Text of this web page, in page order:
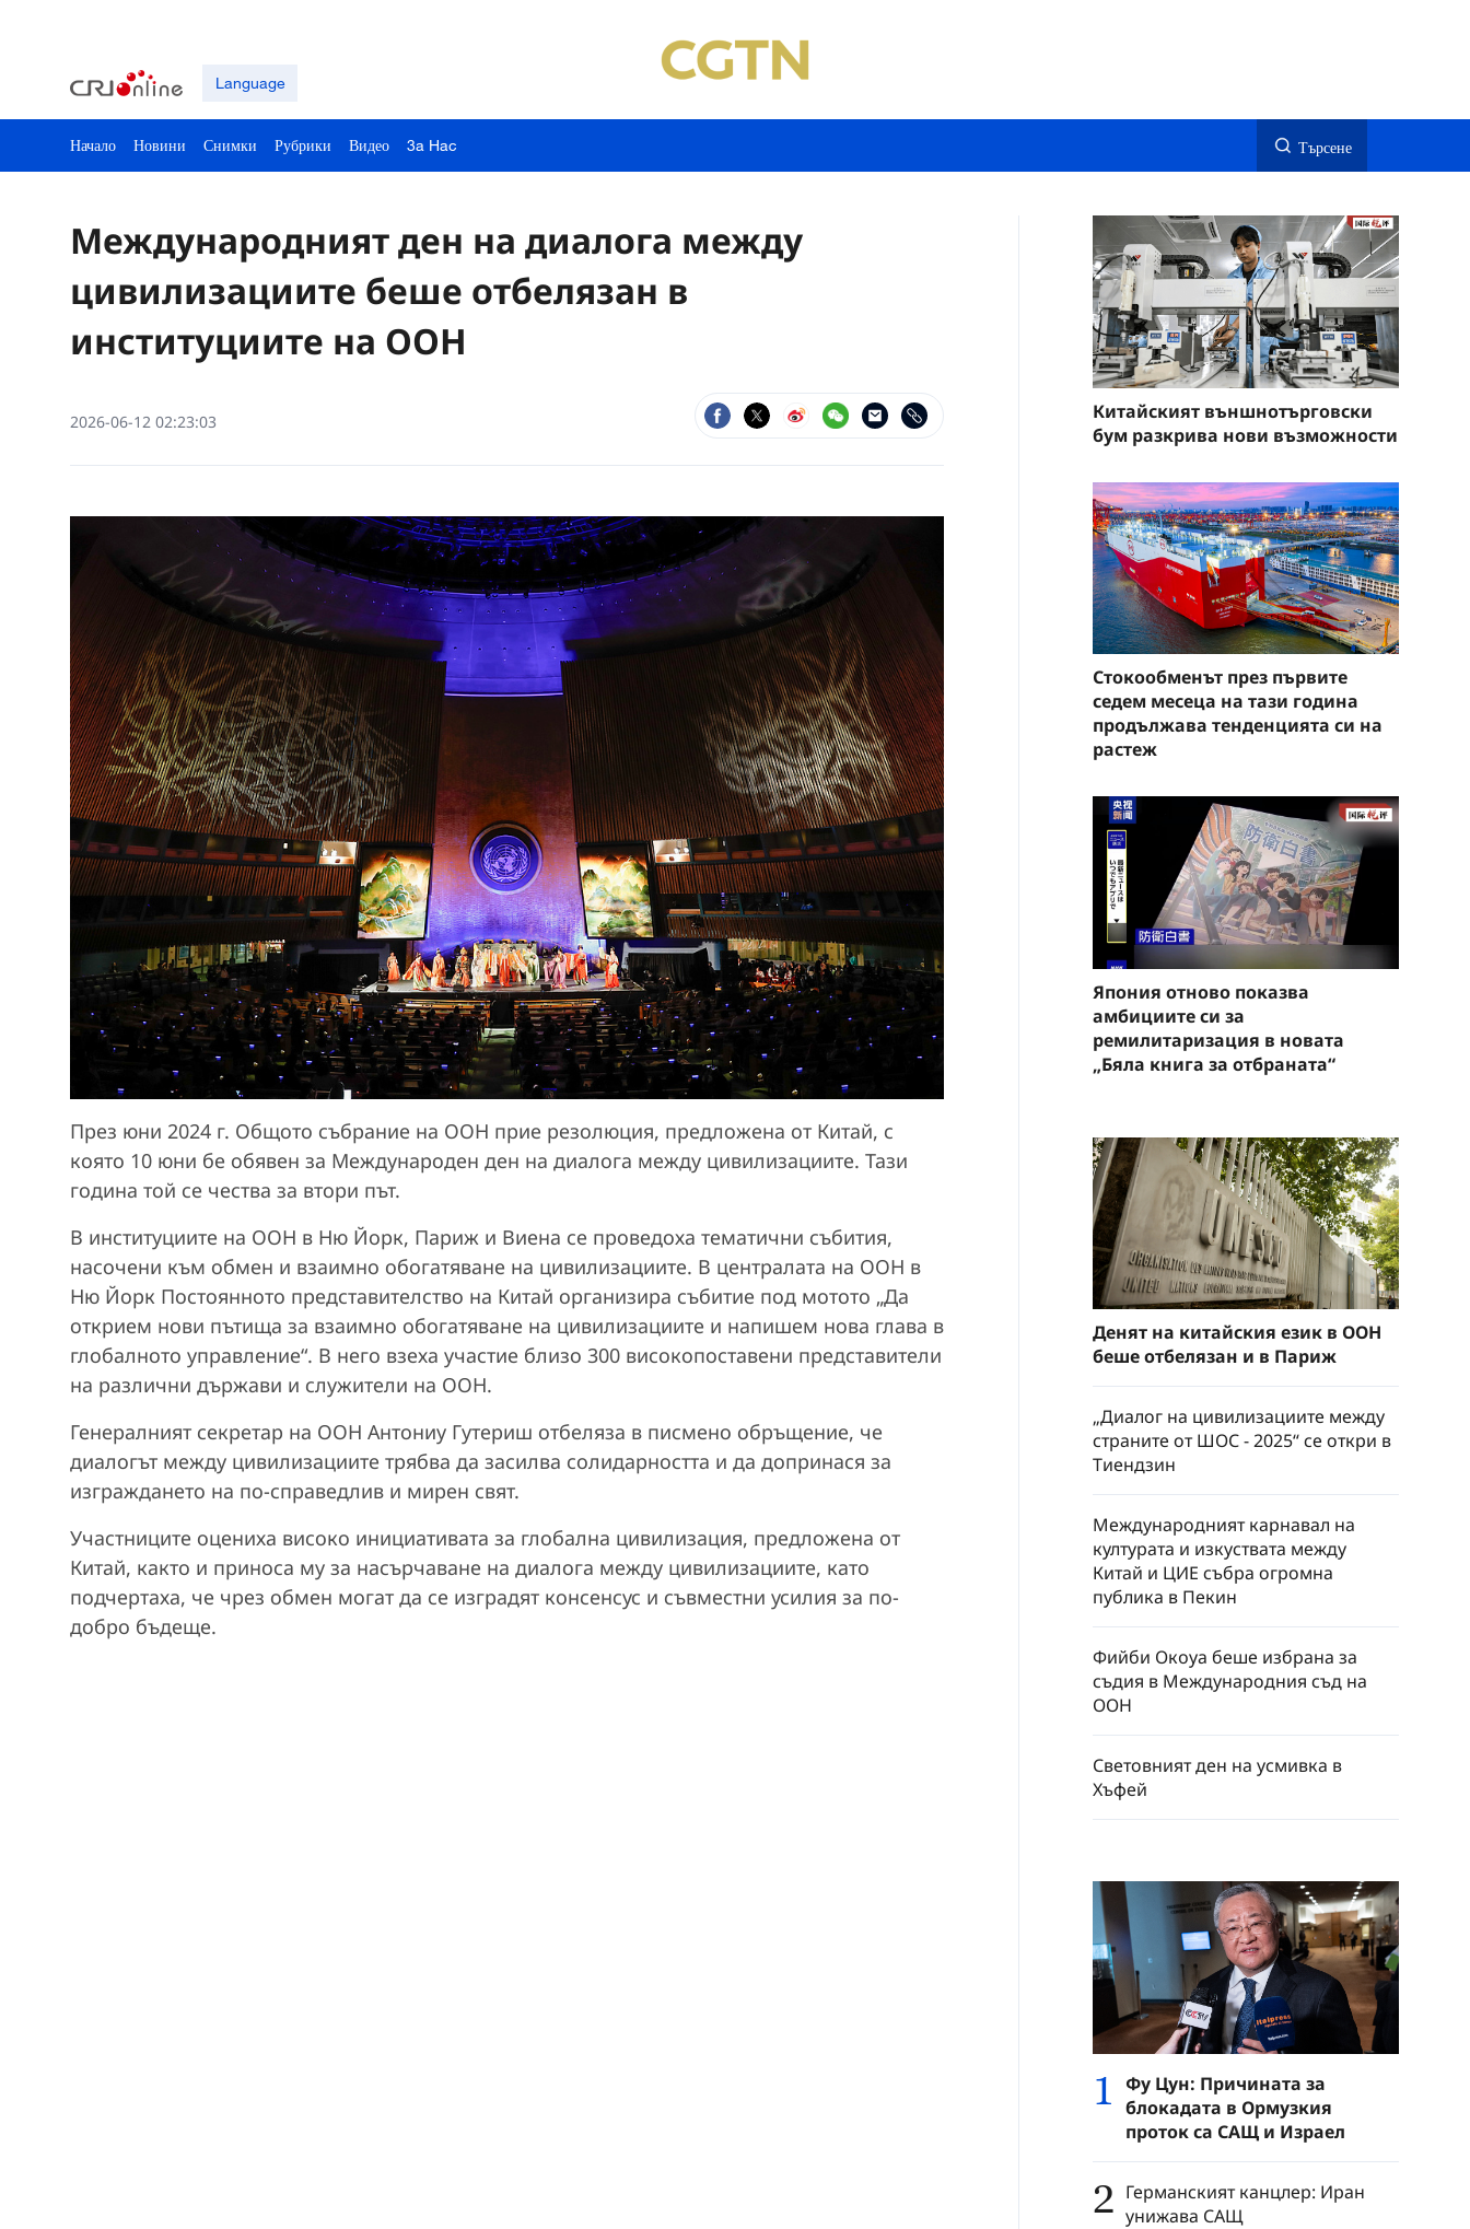
Language
Начало Новини Снимки Рубрики Видео 3a Hac Търсене
Международният ден на диалога между
цивилизациите беше отбелязан в
институциите на ООН
2026-06-12 02:23:03
През юни 2024 г. Общото събрание на ООН прие резолюция, предложена от Китай, с
която 10 юни бе обявен за Международен ден на диалога между цивилизациите. Тази
година той се чества за втори път.
В институциите на ООН в Ню Йорк, Париж и Виена се проведоха тематични събития,
насочени към обмен и взаимно обогатяване на цивилизациите. В централата на ООН в
Ню Йорк Постоянното представителство на Китай организира събитие под мотото „Да
открием нови пътища за взаимно обогатяване на цивилизациите и напишем нова глава в
глобалното управление“. В него взеха участие близо 300 високопоставени представители
на различни държави и служители на ООН.
Генералният секретар на ООН Антониу Гутериш отбеляза в писмено обръщение, че
диалогът между цивилизациите трябва да засилва солидарността и да допринася за
изграждането на по-справедлив и мирен свят.
Участниците оцениха високо инициативата за глобална цивилизация, предложена от
Китай, както и приноса му за насърчаване на диалога между цивилизациите, като
подчертаха, че чрез обмен могат да се изградят консенсус и съвместни усилия за по-
добро бъдеще.
Китайският външнотърговски
бум разкрива нови възможности
Стокообменът през първите
седем месеца на тази година
продължава тенденцията си на
растеж
Япония отново показва
амбициите си за
ремилитаризация в новата
„Бяла книга за отбраната“
Денят на китайския език в ООН
беше отбелязан и в Париж
„Диалог на цивилизациите между
страните от ШОС - 2025“ се откри в
Тиендзин
Международният карнавал на
културата и изкуствата между
Китай и ЦИЕ събра огромна
публика в Пекин
Фийби Окoуа беше избрана за
съдия в Международния съд на
ООН
Световният ден на усмивка в
Хъфей
1
Фу Цун: Причината за
блокадата в Ормузкия
проток са САЩ и Израел
2 Германският канцлер: Иран
унижава САЩ